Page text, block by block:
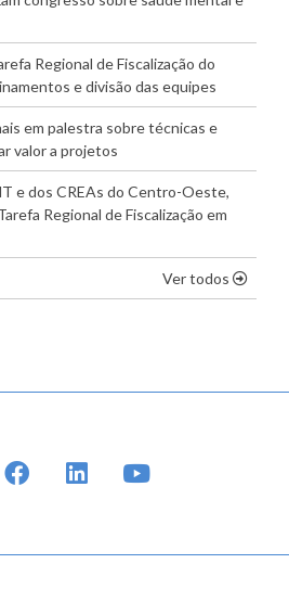
Regional de Fiscalização do
e divisão das equipes
em palestra sobre técnicas e
valor a projetos
e dos CREAs do Centro-Oeste,
Regional de Fiscalização em
Ver todos os
FACEBOOKLINKEDIN